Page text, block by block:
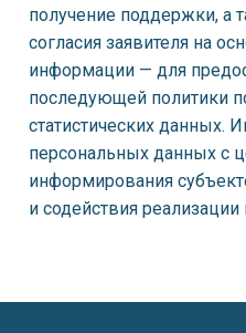
получение поддержки, а
согласия заявителя на
информации — для
последующей политики
статистических данных.
персональных данных с
информирования
и содействия реализации